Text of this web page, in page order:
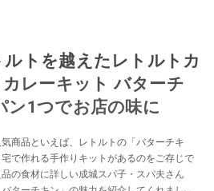
ルトを越えたレトルトカ
レーキット バターチ
ン1つでお店の味に
商品といえば、レトルトの「バターチキ
で作れる手作りキットがあるのをご存じで
の食材に詳しい成城スパ子・スパ夫さん